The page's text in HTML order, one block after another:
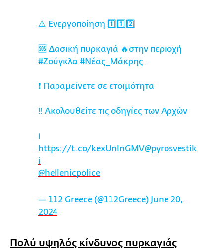
⚠️ Ενεργοποίηση 1️⃣1️⃣2️⃣
🆘 Δασική πυρκαγιά 🔥στην περιοχή
#Ζούγκλα #Νέας_Μάκρης
❗ Παραμείνετε σε ετοιμότητα
‼️ Ακολουθείτε τις οδηγίες των Αρχών
ℹ️
https://t.co/kexUnlnGMV@pyrosvestik
i
@hellenicpolice
— 112 Greece (@112Greece) June 20,
2024
Πολύ υψηλός κίνδυνος πυρκαγιάς